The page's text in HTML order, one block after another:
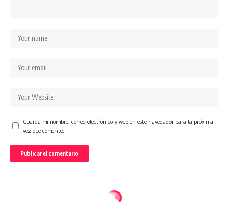
Guarda mi nombre, correo electrónico y web en este navegador para la próxima
vez que comente.